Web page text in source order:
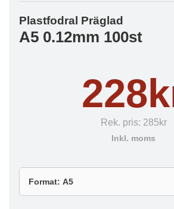
Plastfodral Präglad
A5 0.12mm 100st
Rek. pris: 285kr
Inkl. moms